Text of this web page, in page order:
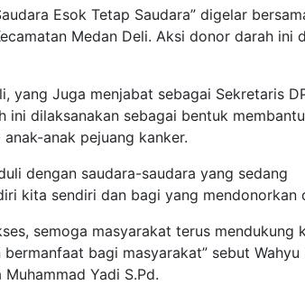
Esok Tetap Saudara” digelar
Medan Deli. Aksi donor darah ini
yang Juga menjabat sebagai Sekretaris
ini dilaksanakan sebagai bentuk
anak pejuang kanker.
dengan saudara-saudara yang sedang
kita sendiri dan bagi yang mendonorkan
semoga masyarakat terus mendukung
bagi masyarakat” sebut Wahyu
Yadi S.Pd.